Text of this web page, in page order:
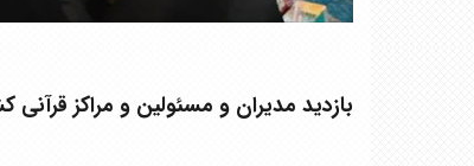
بازدید مدیران و مسئولین و مراکز